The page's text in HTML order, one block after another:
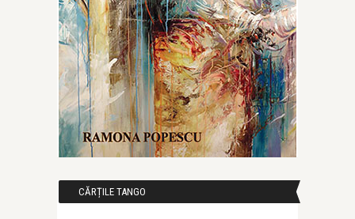
CĂRȚILE TANGO